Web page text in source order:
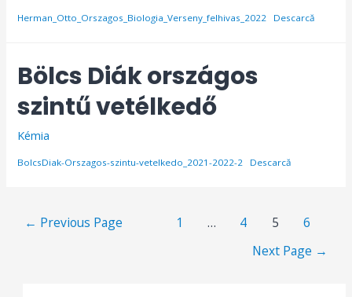
Herman_Otto_Orszagos_Biologia_Verseny_felhivas_2022 Descarcă
Bölcs Diák országos
szintű vetélkedő
Kémia
BolcsDiak-Orszagos-szintu-vetelkedo_2021-2022-2 Descarcă
Bejegyzések
← Previous Page 1 … 4 5
6
Next Page →